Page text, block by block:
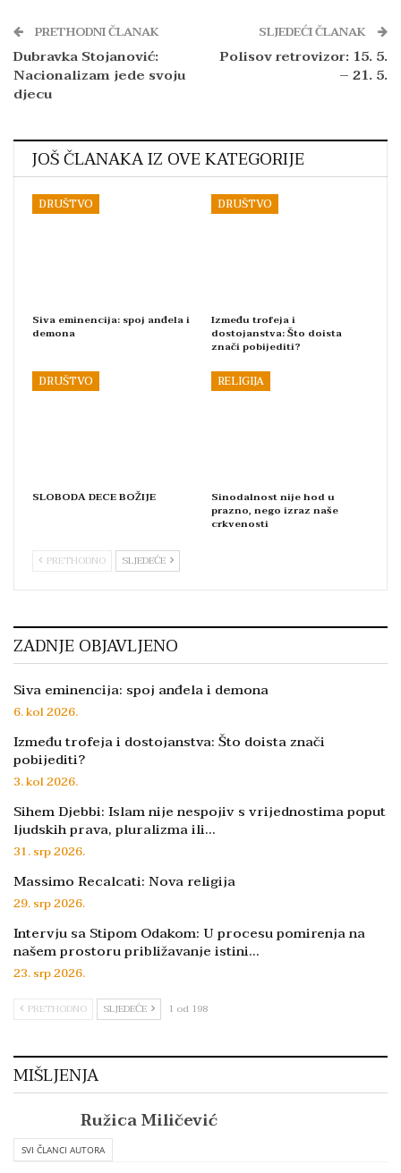
PRETHODNI ČLANAK
Dubravka Stojanović:
Nacionalizam jede svoju
djecu
SLJEDEĆI ČLANAK
Polisov retrovizor: 15. 5.
– 21. 5.
JOŠ ČLANAKA IZ OVE KATEGORIJE
DRUŠTVO
Siva eminencija: spoj anđela i
demona
DRUŠTVO
Između trofeja i
dostojanstva: Što doista
znači pobijediti?
DRUŠTVO
SLOBODA DECE BOŽIJE
RELIGIJA
Sinodalnost nije hod u
prazno, nego izraz naše
crkvenosti
PRETHODNO SLJEDEĆE
ZADNJE OBJAVLJENO
Siva eminencija: spoj anđela i demona
6. kol 2026.
Između trofeja i dostojanstva: Što doista znači
pobijediti?
3. kol 2026.
Sihem Djebbi: Islam nije nespojiv s vrijednostima poput
ljudskih prava, pluralizma ili…
31. srp 2026.
Massimo Recalcati: Nova religija
29. srp 2026.
Intervju sa Stipom Odakom: U procesu pomirenja na
našem prostoru približavanje istini…
23. srp 2026.
PRETHODNO SLJEDEĆE 1 od 198
MIŠLJENJA
Ružica Miličević
SVI ČLANCI AUTORA